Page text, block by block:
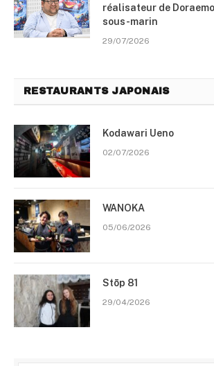
réalisateur de
sous-marin
29/07/2026
RESTAURANTS JAPONAIS
Kodawari Ueno
02/07/2026
WANOKA
05/06/2026
Stōp 81
29/04/2026